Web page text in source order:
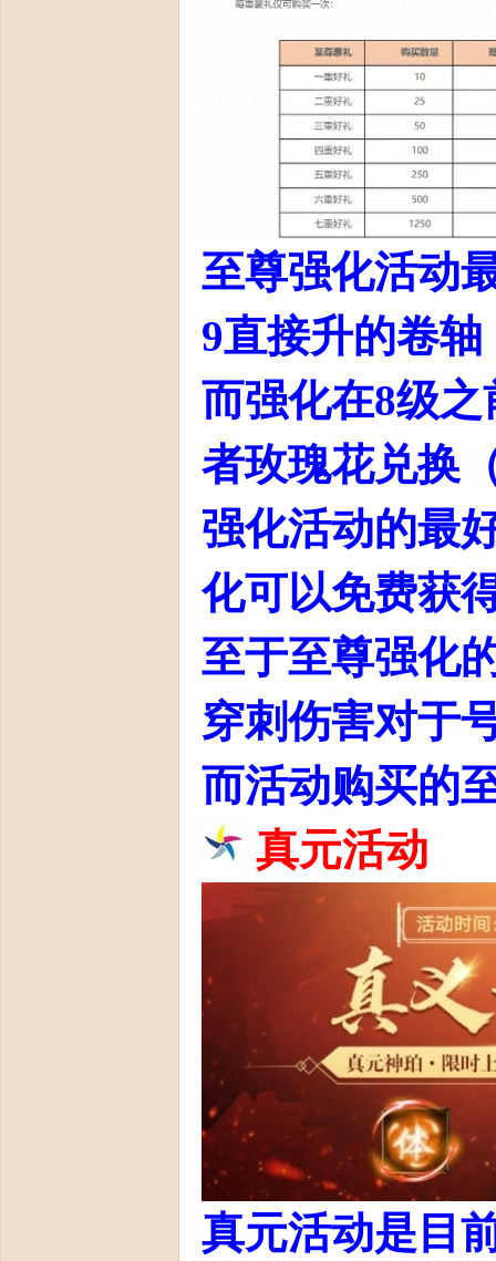
至尊强化活动
9直接升的卷
而强化在8级
者玫瑰花兑换
强化活动的最
化可以免费获
至于至尊强化
穿刺伤害对于
而活动购买的
真元活动
真元活动是目